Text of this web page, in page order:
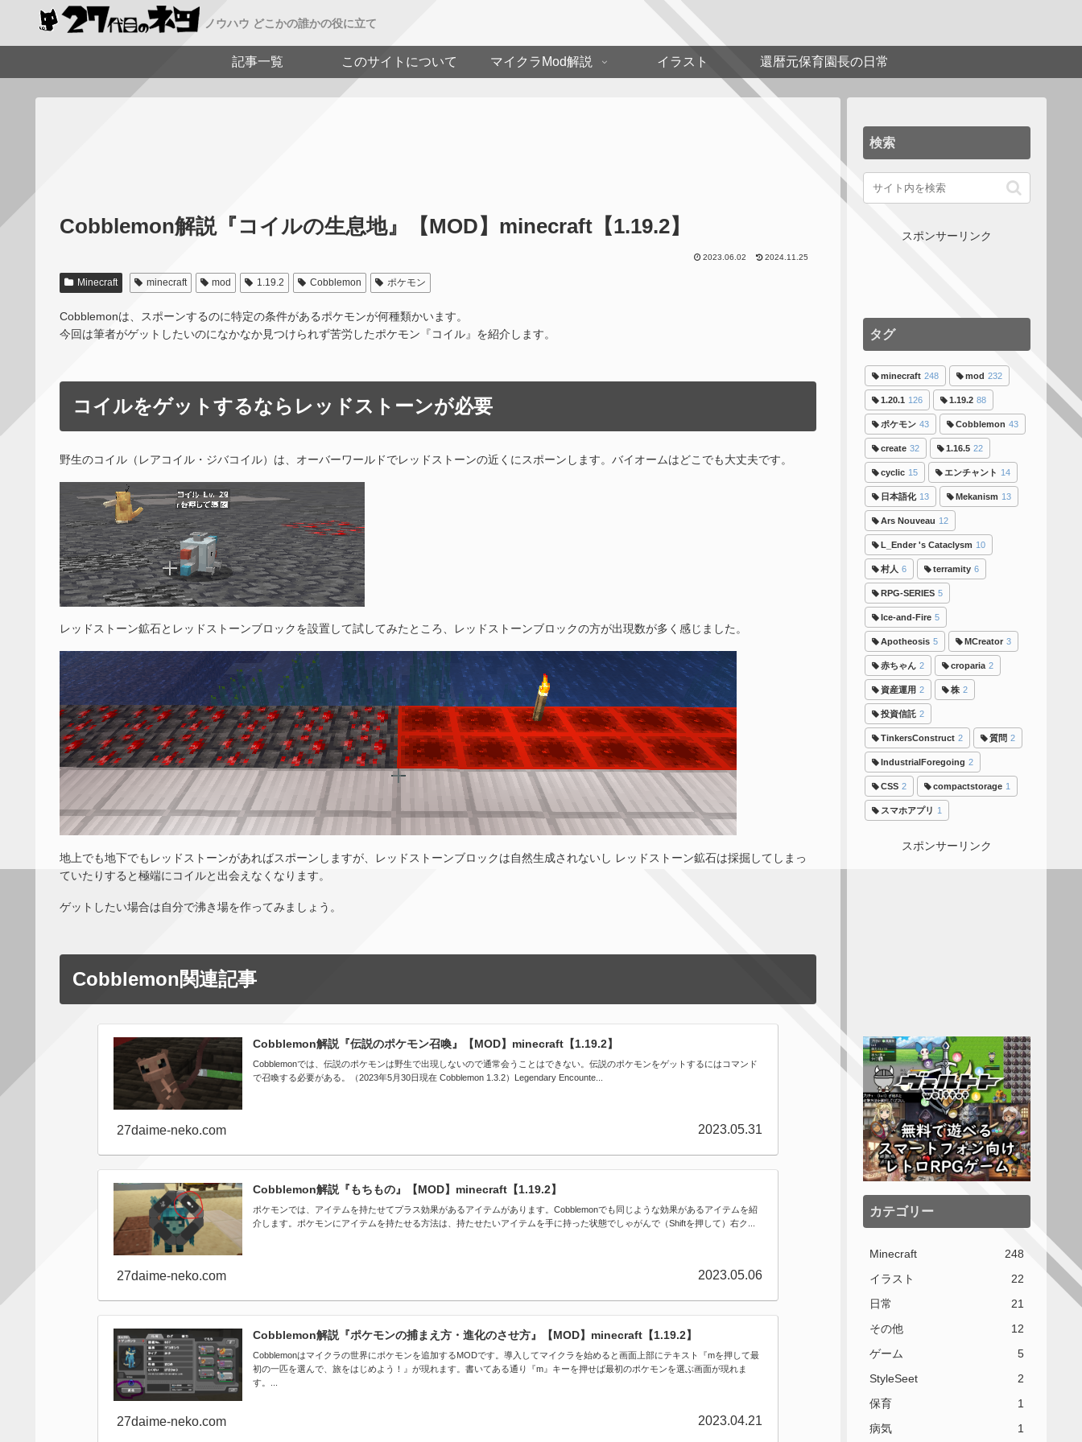
ノウハウ どこかの誰かの役に立て
記事一覧 このサイトについて マイクラMod解説 イラスト 還暦元保育園長の日常
Cobblemon解説『コイルの生息地』【MOD】minecraft【1.19.2】
2023.06.02 2024.11.25
Minecraft minecraft mod 1.19.2 Cobblemon ポケモン
Cobblemonは、スポーンするのに特定の条件があるポケモンが何種類かいます。
今回は筆者がゲットしたいのになかなか見つけられず苦労したポケモン『コイル』を紹介します。
コイルをゲットするならレッドストーンが必要
野生のコイル（レアコイル・ジバコイル）は、オーバーワールドでレッドストーンの近くにスポーンします。バイオームはどこでも大丈夫です。
レッドストーン鉱石とレッドストーンブロックを設置して試してみたところ、レッドストーンブロックの方が出現数が多く感じました。
地上でも地下でもレッドストーンがあればスポーンしますが、レッドストーンブロックは自然生成されないし レッドストーン鉱石は採掘してしまっ
ていたりすると極端にコイルと出会えなくなります。
ゲットしたい場合は自分で沸き場を作ってみましょう。
Cobblemon関連記事
Cobblemon解説『伝説のポケモン召喚』【MOD】minecraft【1.19.2】
Cobblemonでは、伝説のポケモンは野生で出現しないので通常会うことはできない。伝説のポケモンをゲットするにはコマンド
で召喚する必要がある。（2023年5月30日現在 Cobblemon 1.3.2）Legendary Encounte...
27daime-neko.com 2023.05.31
Cobblemon解説『もちもの』【MOD】minecraft【1.19.2】
ポケモンでは、アイテムを持たせてプラス効果があるアイテムがあります。Cobblemonでも同じような効果があるアイテムを紹
介します。ポケモンにアイテムを持たせる方法は、持たせたいアイテムを手に持った状態でしゃがんで（Shiftを押して）右ク...
27daime-neko.com 2023.05.06
Cobblemon解説『ポケモンの捕まえ方・進化のさせ方』【MOD】minecraft【1.19.2】
Cobblemonはマイクラの世界にポケモンを追加するMODです。導入してマイクラを始めると画面上部にテキスト『mを押して最
初の一匹を選んで、旅をはじめよう！』が現れます。書いてある通り『m』キーを押せば最初のポケモンを選ぶ画面が現れま
す。...
27daime-neko.com 2023.04.21
検索
スポンサーリンク
タグ
minecraft 248 mod 232
1.20.1 126 1.19.2 88
ポケモン 43 Cobblemon 43
create 32 1.16.5 22
cyclic 15 エンチャント 14
日本語化 13 Mekanism 13
Ars Nouveau 12
L_Ender 's Cataclysm 10
村人 6 terramity 6
RPG-SERIES 5
Ice-and-Fire 5
Apotheosis 5 MCreator 3
赤ちゃん 2 croparia 2
資産運用 2 株 2
投資信託 2
TinkersConstruct 2 質問 2
IndustrialForegoing 2
CSS 2 compactstorage 1
スマホアプリ 1
スポンサーリンク
カテゴリー
Minecraft
248
イラスト
22
日常
21
その他
12
ゲーム
5
StyleSeet
2
保育
1
病気
1